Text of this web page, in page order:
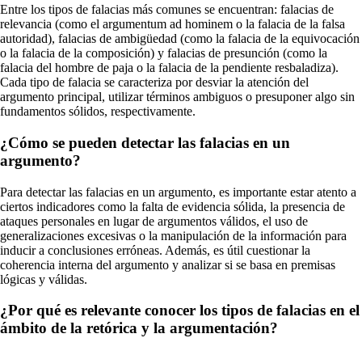
Entre los tipos de falacias más comunes se encuentran: falacias de
relevancia (como el argumentum ad hominem o la falacia de la falsa
autoridad), falacias de ambigüedad (como la falacia de la equivocación
o la falacia de la composición) y falacias de presunción (como la
falacia del hombre de paja o la falacia de la pendiente resbaladiza).
Cada tipo de falacia se caracteriza por desviar la atención del
argumento principal, utilizar términos ambiguos o presuponer algo sin
fundamentos sólidos, respectivamente.
¿Cómo se pueden detectar las falacias en un
argumento?
Para detectar las falacias en un argumento, es importante estar atento a
ciertos indicadores como la falta de evidencia sólida, la presencia de
ataques personales en lugar de argumentos válidos, el uso de
generalizaciones excesivas o la manipulación de la información para
inducir a conclusiones erróneas. Además, es útil cuestionar la
coherencia interna del argumento y analizar si se basa en premisas
lógicas y válidas.
¿Por qué es relevante conocer los tipos de falacias en el
ámbito de la retórica y la argumentación?